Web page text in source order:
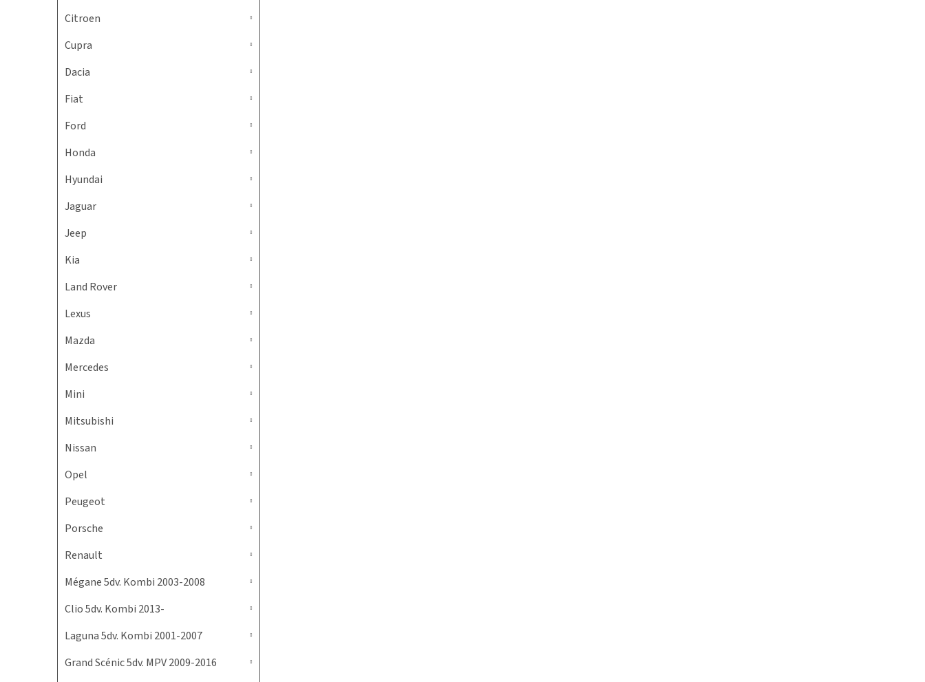
Citroen
Cupra
Dacia
Fiat
Ford
Honda
Hyundai
Jaguar
Jeep
Kia
Land Rover
Lexus
Mazda
Mercedes
Mini
Mitsubishi
Nissan
Opel
Peugeot
Porsche
Renault
Mégane 5dv. Kombi 2003-2008
Clio 5dv. Kombi 2013-
Laguna 5dv. Kombi 2001-2007
Grand Scénic 5dv. MPV 2009-2016